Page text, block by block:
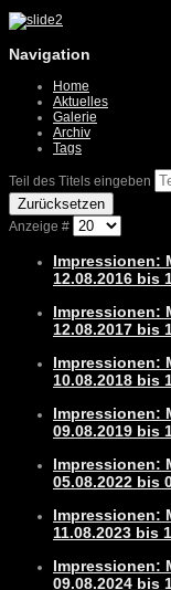
Navigation
Home
Aktuelles
Galerie
Archiv
Tags
Teil des Titels eingeben
Zurücksetzen
Anzeige #
Impressionen:
12.08.2016 bis
Impressionen:
12.08.2017 bis
Impressionen:
10.08.2018 bis
Impressionen:
09.08.2019 bis
Impressionen:
05.08.2022 bis
Impressionen:
11.08.2023 bis
Impressionen:
09.08.2024 bis